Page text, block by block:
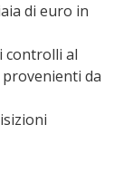
di euro in
controlli al
da